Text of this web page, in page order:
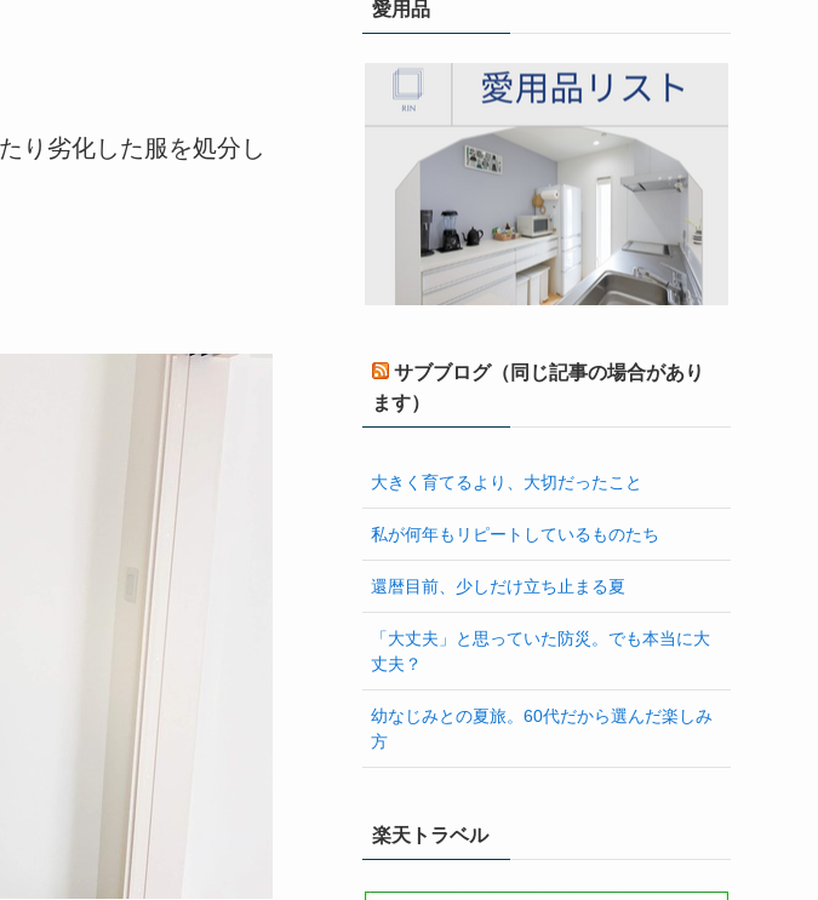
り劣化した服を処分し
愛用品
サブブログ（同じ記事の場合があり
ます）
大きく育てるより、大切だったこと
私が何年もリピートしているものたち
還暦目前、少しだけ立ち止まる夏
「大丈夫」と思っていた防災。でも本当に大
丈夫？
幼なじみとの夏旅。60代だから選んだ楽しみ
方
楽天トラベル